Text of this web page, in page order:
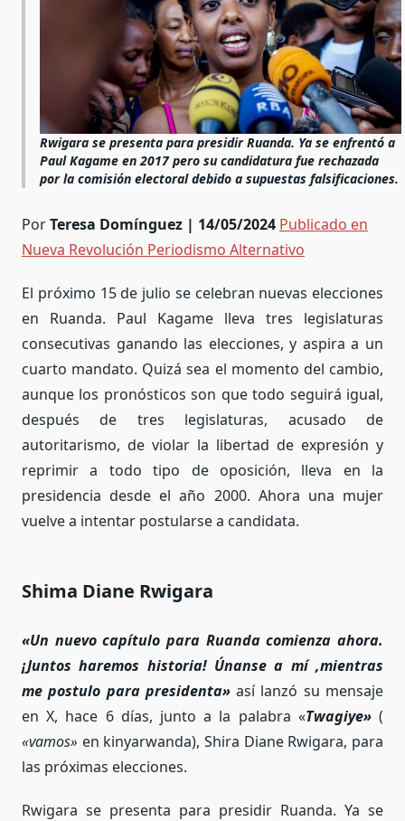
Rwigara se presenta para presidir Ruanda. Ya se enfrentó a
Paul Kagame en 2017 pero su candidatura fue rechazada
por la comisión electoral debido a supuestas falsificaciones.
PorTeresa Domínguez | 14/05/2024 Publicado en
Nueva Revolución Periodismo Alternativo
El próximo 15 de julio se celebran nuevas elecciones
en Ruanda. Paul Kagame lleva tres legislaturas
consecutivas ganando las elecciones, y aspira a un
cuarto mandato. Quizá sea el momento del cambio,
aunque los pronósticos son que todo seguirá igual,
después de tres legislaturas, acusado de
autoritarismo, de violar la libertad de expresión y
reprimir a todo tipo de oposición, lleva en la
presidencia desde el año 2000. Ahora una mujer
vuelve a intentar postularse a candidata.
Shima Diane Rwigara
«Un nuevo capítulo para Ruanda comienza ahora.
¡Juntos haremos historia! Únanse a mí ,mientras
me postulo para presidenta» así lanzó su mensaje
en X, hace 6 días, junto a la palabra «Twagiye»(
«vamos» en kinyarwanda), Shira Diane Rwigara, para
las próximas elecciones.
Rwigara se presenta para presidir Ruanda. Ya se